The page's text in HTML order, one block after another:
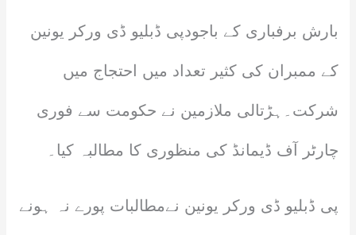
بارش برفباری کے باجودپی ڈبلیو ڈی ورکر یونین
کے ممبران کی کثیر تعداد میں احتجاج میں
شرکت۔ہڑتالی ملازمین نے حکومت سے فوری
چارٹر آف ڈیمانڈ کی منظوری کا مطالبہ کیا۔
پی ڈبلیو ڈی ورکر یونین نےمطالبات پورے نہ ہونے